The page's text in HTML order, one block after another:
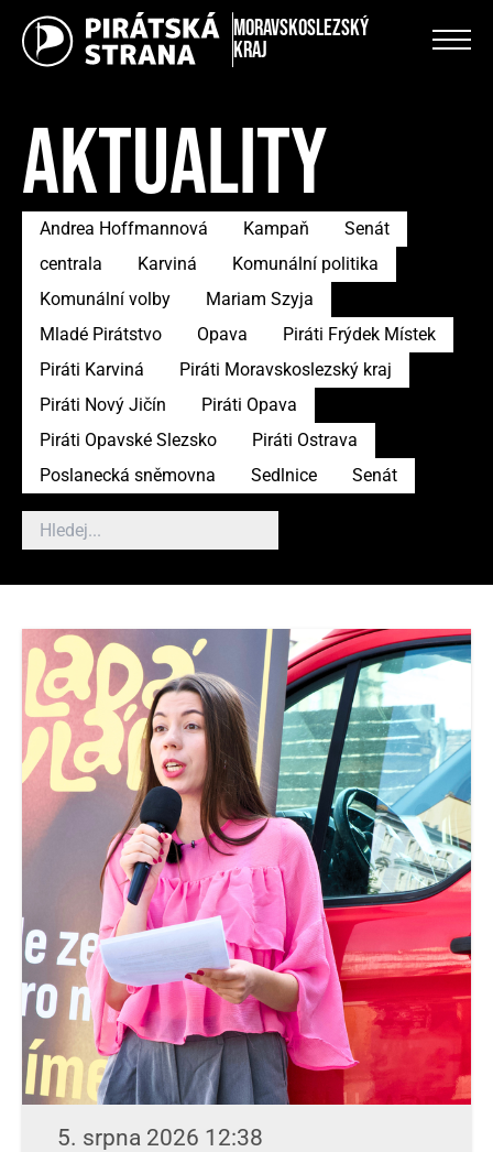
Moravskoslezský
kraj
AKTUALITY
Andrea Hoffmannová Kampaň
Senát
centrala
Karviná
Komunální politika
Komunální volby
Mariam Szyja
Mladé Pirátstvo
Opava
Piráti Frýdek Místek
Piráti Karviná
Piráti Moravskoslezský kraj
Piráti Nový Jičín
Piráti Opava
Piráti Opavské Slezsko
Piráti Ostrava
Poslanecká sněmovna
Sedlnice Senát
5. srpna 2026 12:38